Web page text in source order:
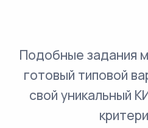
Подобные задания
готовый типовой
свой уникальный